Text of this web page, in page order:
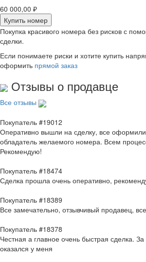
60 000,00 ₽
Купить номер
Покупка красивого номера без рисков с
сделки.
Если понимаете риски и хотите купить
оформить прямой заказ
Отзывы о продавце
Все отзывы
Покупатель #19012
Оперативно вышли на сделку, все оформили
обладатель желаемого номера. Всем
Рекомендую!
Покупатель #18474
Сделка прошла очень оперативно,
Покупатель #18389
Все замечательно, отзывчивый продавец,
Покупатель #18378
Честная а главное очень быстрая сделка.
оказался у меня